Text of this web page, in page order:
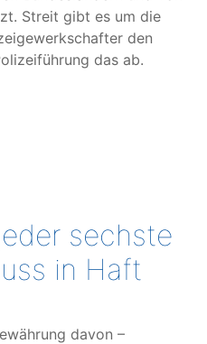
Streit gibt es um die
den
das ab.
sechste
in Haft
davon –